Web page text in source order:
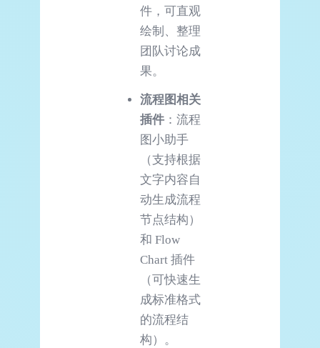
件，可直观
绘制、整理
团队讨论成
果。
流程图相关
插件 ：流程
图小助手
（支持根据
文字内容自
动生成流程
节点结构）
和 Flow
Chart 插件
（可快速生
成标准格式
的流程结
构）。